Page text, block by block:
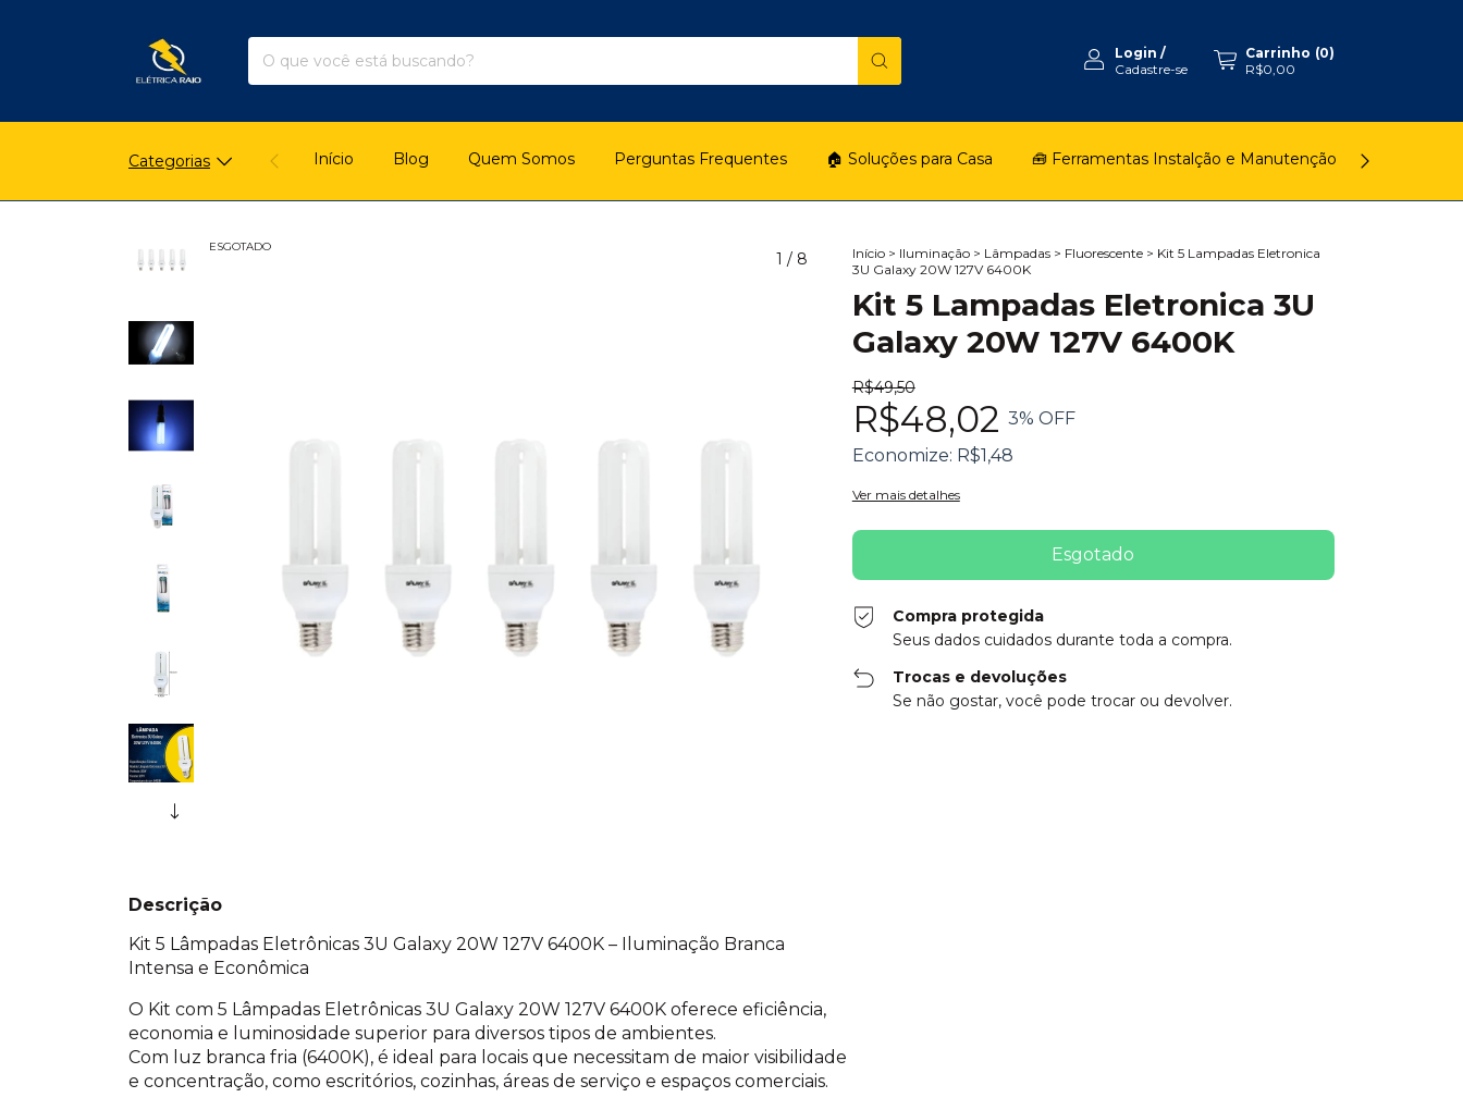
Login /
Cadastre-se
Carrinho (0)
R$0,00
Categorias Início Blog Quem Somos Perguntas Frequentes 🏠 Soluções para Casa 🧰 Ferramentas Instalção e Manutenção
ESGOTADO
1 / 8 Início > Iluminação > Lâmpadas > Fluorescente > Kit 5 Lampadas Eletronica
3U Galaxy 20W 127V 6400K
Kit 5 Lampadas Eletronica 3U
Galaxy 20W 127V 6400K
R$49,50
R$48,02 3% OFF
Economize: R$1,48
Ver mais detalhes
Compra protegida
Seus dados cuidados durante toda a compra.
Trocas e devoluções
Se não gostar, você pode trocar ou devolver.
Descrição
Kit 5 Lâmpadas Eletrônicas 3U Galaxy 20W 127V 6400K – Iluminação Branca
Intensa e Econômica
O Kit com 5 Lâmpadas Eletrônicas 3U Galaxy 20W 127V 6400K oferece eficiência,
economia e luminosidade superior para diversos tipos de ambientes.
Com luz branca fria (6400K), é ideal para locais que necessitam de maior visibilidade
e concentração, como escritórios, cozinhas, áreas de serviço e espaços comerciais.